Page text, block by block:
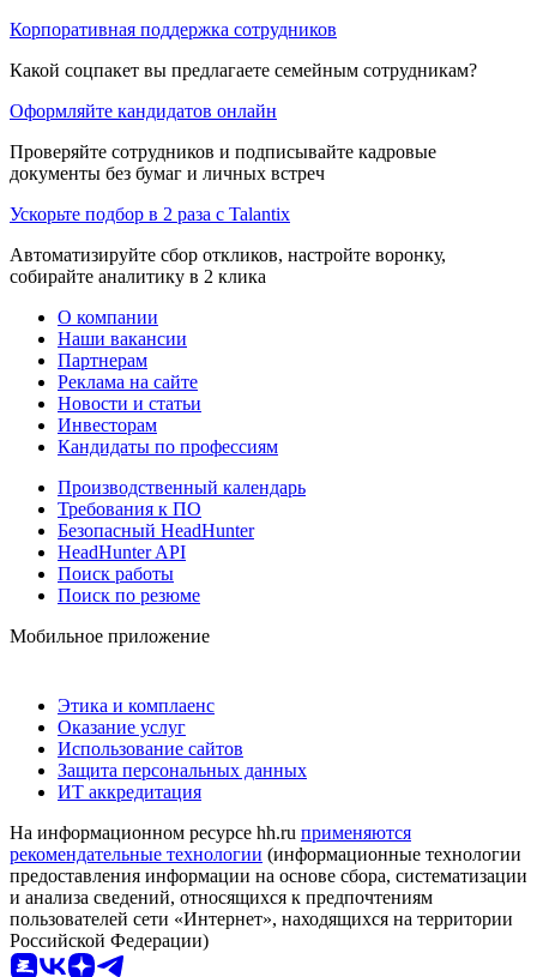
Корпоративная поддержка сотрудников
Какой соцпакет вы предлагаете семейным сотрудникам?
Оформляйте кандидатов онлайн
Проверяйте сотрудников и подписывайте кадровые
документы без бумаг и личных встреч
Ускорьте подбор в 2 раза с Talantix
Автоматизируйте сбор откликов, настройте воронку,
собирайте аналитику в 2 клика
О компании
Наши вакансии
Партнерам
Реклама на сайте
Новости и статьи
Инвесторам
Кандидаты по профессиям
Производственный календарь
Требования к ПО
Безопасный HeadHunter
HeadHunter API
Поиск работы
Поиск по резюме
Мобильное приложение
Этика и комплаенс
Оказание услуг
Использование сайтов
Защита персональных данных
ИТ аккредитация
На информационном ресурсе hh.ru применяются
рекомендательные технологии (информационные технологии
предоставления информации на основе сбора, систематизации
и анализа сведений, относящихся к предпочтениям
пользователей сети «Интернет», находящихся на территории
Российской Федерации)